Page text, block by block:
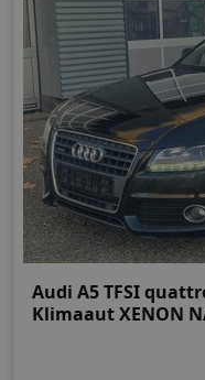
Audi A5 TFSI
Klimaaut XENON